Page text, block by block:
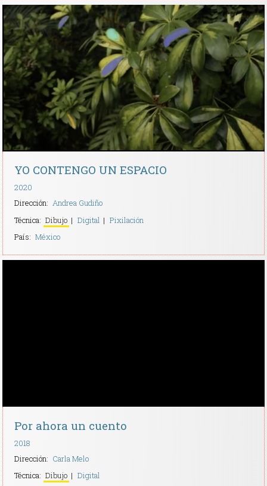
YO CONTENGO UN ESPACIO
2020
Dirección: Andrea Gudiño
Técnica: Dibujo Digital
Pixilación
País: México
Por ahora un cuento
2018
Dirección: Carla Melo
Técnica: Dibujo
Digital